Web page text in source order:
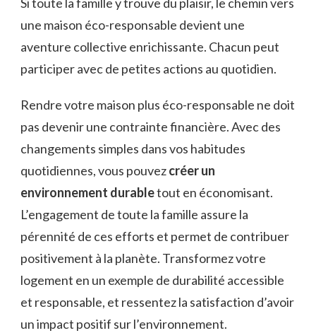
une maison éco-responsable devient une
aventure collective enrichissante. Chacun peut
participer avec de petites actions au quotidien.
Rendre votre maison plus éco-responsable ne doit
pas devenir une contrainte financière. Avec des
changements simples dans vos habitudes
quotidiennes, vous pouvezcréer un
environnement durabletout en économisant.
L’engagement de toute la famille assure la
pérennité de ces efforts et permet de contribuer
positivement à la planète. Transformez votre
logement en un exemple de durabilité accessible
et responsable, et ressentez la satisfaction d’avoir
un impact positif sur l’environnement.